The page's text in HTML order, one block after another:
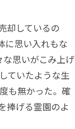
却しているの
に思い入れもな
思いがこみ上げ
ていたような生
も無かった。確
捧げる霊園のよ